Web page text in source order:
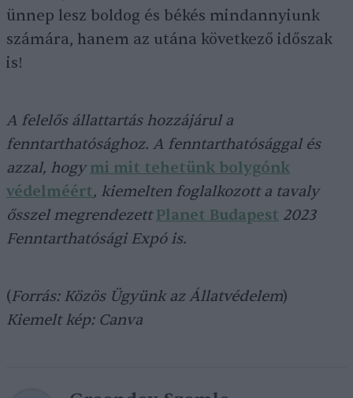
ünnep lesz boldog és békés mindannyiunk
számára, hanem az utána következő időszak
is!
A felelős állattartás hozzájárul a
fenntarthatósághoz. A fenntarthatósággal és
azzal, hogymi mit tehetünk bolygónk
védelméért, kiemelten foglalkozott a tavaly
ősszel megrendezettPlanet Budapest 2023
Fenntarthatósági Expó is.
(Forrás: Közös Ügyünk az Állatvédelem)
Kiemelt kép: Canva